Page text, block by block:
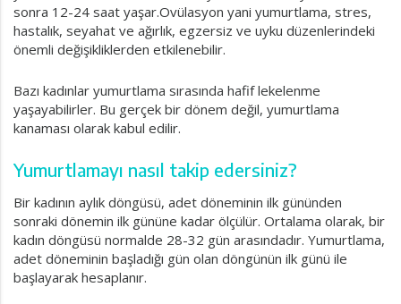
sonra 12-24 saat yaşar.Ovülasyon yani yumurtlama, stres,
hastalık, seyahat ve ağırlık, egzersiz ve uyku düzenlerindeki
önemli değişikliklerden etkilenebilir.
Bazı kadınlar yumurtlama sırasında hafif lekelenme
yaşayabilirler. Bu gerçek bir dönem değil, yumurtlama
kanaması olarak kabul edilir.
Yumurtlamayı nasıl takip edersiniz?
Bir kadının aylık döngüsü, adet döneminin ilk gününden
sonraki dönemin ilk gününe kadar ölçülür. Ortalama olarak, bir
kadın döngüsü normalde 28-32 gün arasındadır. Yumurtlama,
adet döneminin başladığı gün olan döngünün ilk günü ile
başlayarak hesaplanır.